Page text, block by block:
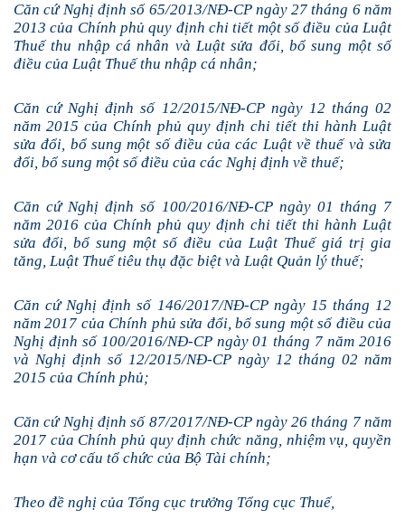
Căn cứ Nghị định số 65/2013/NĐ-CP ngày 27 tháng 6 năm
2013 của Chính phủ quy định chi tiết một số điều của Luật
Thuế thu nhập cá nhân và Luật sửa đổi, bổ sung một số
điều của Luật Thuế thu nhập cá nhân;
Căn cứ Nghị định số 12/2015/NĐ-CP ngày 12 tháng 02
năm 2015 của Chính phủ quy định chi tiết thi hành Luật
sửa đổi, bổ sung một số điều của các Luật về thuế và sửa
đổi, bổ sung một số điều của các Nghị định về thuế;
Căn cứ Nghị định số 100/2016/NĐ-CP ngày 01 tháng 7
năm 2016 của Chính phủ quy định chi tiết thi hành Luật
sửa đổi, bổ sung một số điều của Luật Thuế giá trị gia
tăng, Luật Thuế tiêu thụ đặc biệt và Luật Quản lý thuế;
Căn cứ Nghị định số 146/2017/NĐ-CP ngày 15 tháng 12
năm 2017 của Chính phủ sửa đổi, bổ sung một số điều của
Nghị định số 100/2016/NĐ-CP ngày 01 tháng 7 năm 2016
và Nghị định số 12/2015/NĐ-CP ngày 12 tháng 02 năm
2015 của Chính phủ;
Căn cứ Nghị định số 87/2017/NĐ-CP ngày 26 tháng 7 năm
2017 của Chính phủ quy định chức năng, nhiệm vụ, quyền
hạn và cơ cấu tổ chức của Bộ Tài chính;
Theo đề nghị của Tổng cục trưởng Tổng cục Thuế,